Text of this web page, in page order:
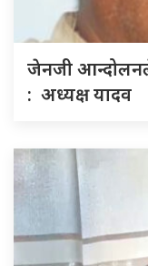
जेनजी आन्दोलनले
: अध्यक्ष यादव